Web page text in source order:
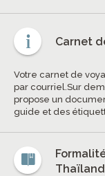
Carnet
Votre carnet de
par courriel.Sur
propose un
guide et des